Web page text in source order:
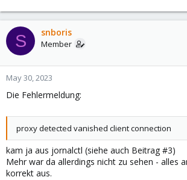
Könnte das damit was tun tun haben?
S snboris
Member
May 30, 2023
Die Fehlermeldung:
proxy detected vanished client connection
kam ja aus jornalctl (siehe auch Beitrag #3)
Mehr war da allerdings nicht zu sehen - alles
korrekt aus.